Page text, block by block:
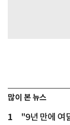
많이 본 뉴스
1
"9년 만에 여